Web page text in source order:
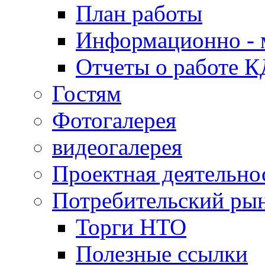
План работы
Информационно -
Отчеты о работе
Гостям
Фотогалерея
видеогалерея
Проектная
Потребительский
Торги НТО
Полезные ссылки